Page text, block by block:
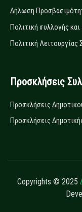
Δήλωση
Πολιτική συλλογής
Πολιτική
Προσκλήσεις
Προσκλήσεις
Προσκλήσεις
Copyrights © 2025